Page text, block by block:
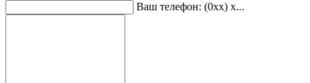
Ваш телефон: (0xx) x...